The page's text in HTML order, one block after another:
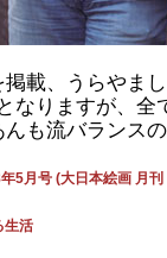
載、うらやま
なりますが、
も流バランス
5月号 (大日本絵画 月
生活